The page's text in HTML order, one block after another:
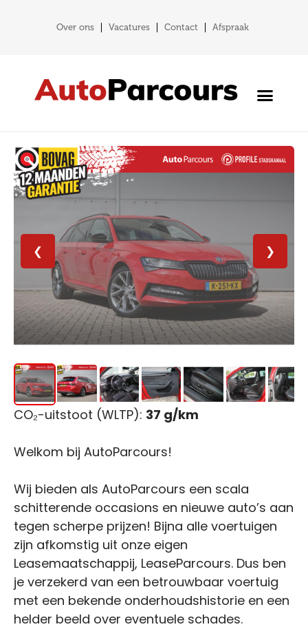
Over ons Vacatures Contact Afspraak
❮ ❯
CO₂-uitstoot (WLTP): 37 g/km
Welkom bij AutoParcours!
Wij bieden als AutoParcours een scala
schitterende occasions en nieuwe auto’s aan
tegen scherpe prijzen! Bijna alle voertuigen
zijn afkomstig uit onze eigen
Leasemaatschappij, LeaseParcours. Dus ben
je verzekerd van een betrouwbaar voertuig
met een bekende onderhoudshistorie en een
helder beeld over eventuele schades.